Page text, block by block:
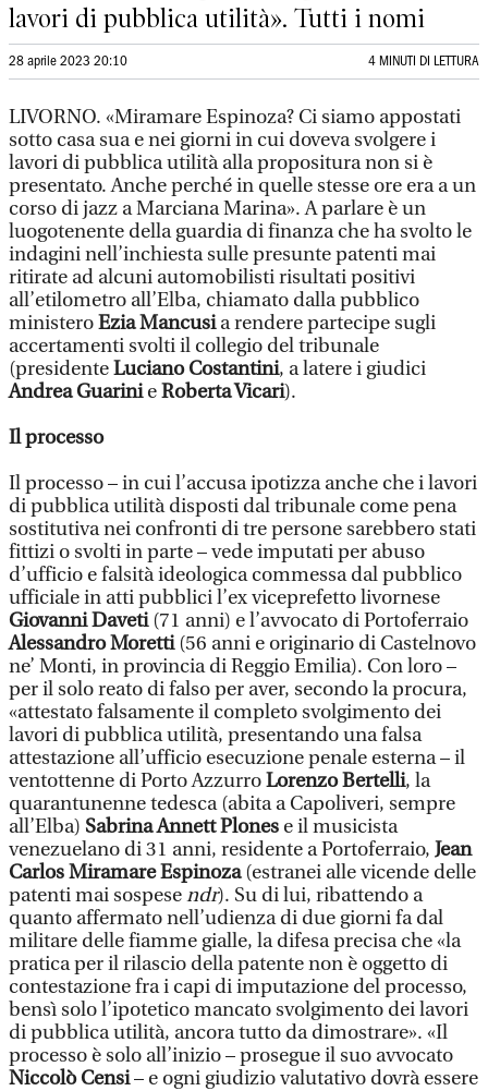
lavori di pubblica utilità». Tutti i nomi
28 aprile 2023 20:10 4 MINUTI DI LETTURA
LIVORNO. «Miramare Espinoza? Ci siamo appostati
sotto casa sua e nei giorni in cui doveva svolgere i
lavori di pubblica utilità alla propositura non si è
presentato. Anche perché in quelle stesse ore era a un
corso di jazz a Marciana Marina». A parlare è un
luogotenente della guardia di finanza che ha svolto le
indagini nell’inchiesta sulle presunte patenti mai
ritirate ad alcuni automobilisti risultati positivi
all’etilometro all’Elba, chiamato dalla pubblico
ministeroEzia Mancusia rendere partecipe sugli
accertamenti svolti il collegio del tribunale
(presidenteLuciano Costantini, a latere i giudici
Andrea GuarinieRoberta Vicari).
Il processo
Il processo – in cui l’accusa ipotizza anche che i lavori
di pubblica utilità disposti dal tribunale come pena
sostitutiva nei confronti di tre persone sarebbero stati
fittizi o svolti in parte – vede imputati per abuso
d’ufficio e falsità ideologica commessa dal pubblico
ufficiale in atti pubblici l’ex viceprefetto livornese
Giovanni Daveti(71 anni) e l’avvocato di Portoferraio
Alessandro Moretti(56 anni e originario di Castelnovo
ne’ Monti, in provincia di Reggio Emilia). Con loro –
per il solo reato di falso per aver, secondo la procura,
«attestato falsamente il completo svolgimento dei
lavori di pubblica utilità, presentando una falsa
attestazione all’ufficio esecuzione penale esterna – il
ventottenne di Porto AzzurroLorenzo Bertelli, la
quarantunenne tedesca (abita a Capoliveri, sempre
all’Elba) Sabrina Annett Plones e il musicista
venezuelano di 31 anni, residente a Portoferraio, Jean
Carlos Miramare Espinoza(estranei alle vicende delle
patenti mai sospesendr). Su di lui, ribattendo a
quanto affermato nell’udienza di due giorni fa dal
militare delle fiamme gialle, la difesa precisa che «la
pratica per il rilascio della patente non è oggetto di
contestazione fra i capi di imputazione del processo,
bensì solo l’ipotetico mancato svolgimento dei lavori
di pubblica utilità, ancora tutto da dimostrare». «Il
processo è solo all’inizio – prosegue il suo avvocato
Niccolò Censi– e ogni giudizio valutativo dovrà essere